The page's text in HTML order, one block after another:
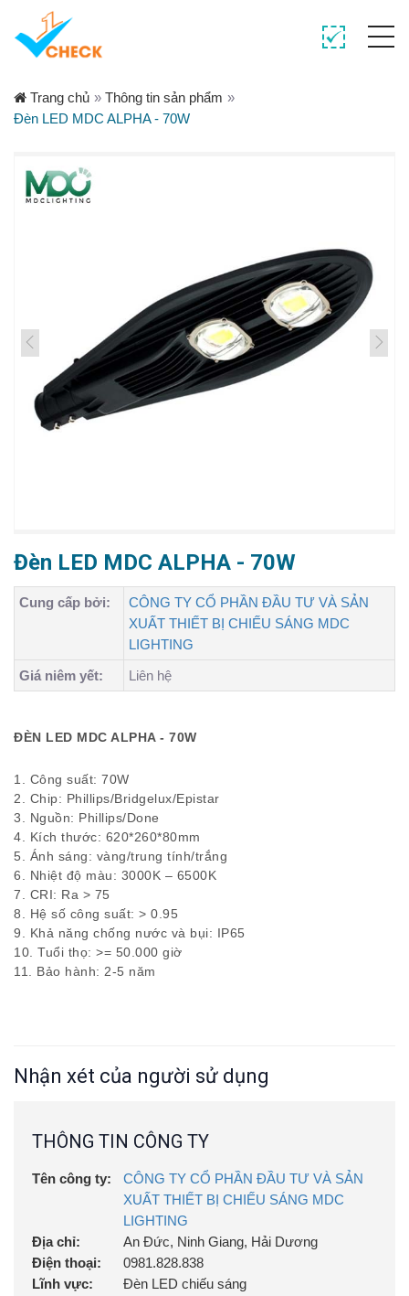
Trang chủ » Thông tin sản phẩm »
Đèn LED MDC ALPHA - 70W
Đèn LED MDC ALPHA - 70W
Cung cấp bởi:
CÔNG TY CỔ PHẦN ĐẦU TƯ VÀ SẢN
XUẤT THIẾT BỊ CHIẾU SÁNG MDC
LIGHTING
Giá niêm yết:
Liên hệ
ĐÈN LED MDC ALPHA - 70W
1. Công suất: 70W
2. Chip: Phillips/Bridgelux/Epistar
3. Nguồn: Phillips/Done
4. Kích thước: 620*260*80mm
5. Ánh sáng: vàng/trung tính/trắng
6. Nhiệt độ màu: 3000K – 6500K
7. CRI: Ra > 75
8. Hệ số công suất: > 0.95
9. Khả năng chống nước và bụi: IP65
10. Tuổi thọ: >= 50.000 giờ
11. Bảo hành: 2-5 năm
Nhận xét của người sử dụng
THÔNG TIN CÔNG TY
Tên công ty:
CÔNG TY CỔ PHẦN ĐẦU TƯ VÀ SẢN
XUẤT THIẾT BỊ CHIẾU SÁNG MDC
LIGHTING
Địa chỉ:
An Đức, Ninh Giang, Hải Dương
Điện thoại:
0981.828.838
Lĩnh vực:
Đèn LED chiếu sáng